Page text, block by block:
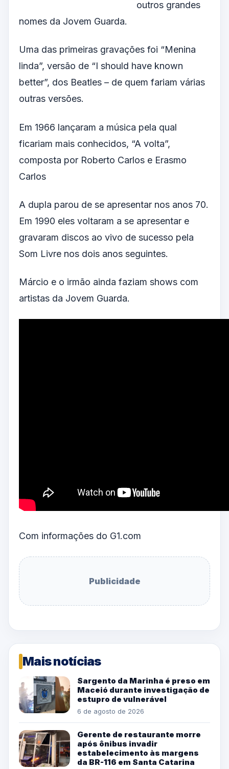
outros grandes
nomes da Jovem Guarda.
Uma das primeiras gravações foi “Menina
linda”, versão de “I should have known
better”, dos Beatles – de quem fariam várias
outras versões.
Em 1966 lançaram a música pela qual
ficariam mais conhecidos, “A volta”,
composta por Roberto Carlos e Erasmo
Carlos
A dupla parou de se apresentar nos anos 70.
Em 1990 eles voltaram a se apresentar e
gravaram discos ao vivo de sucesso pela
Som Livre nos dois anos seguintes.
Márcio e o irmão ainda faziam shows com
artistas da Jovem Guarda.
Com informações do G1.com
Publicidade
Mais notícias
Sargento da Marinha é preso em
Maceió durante investigação de
estupro de vulnerável
6 de agosto de 2026
Gerente de restaurante morre
após ônibus invadir
estabelecimento às margens
da BR-116 em Santa Catarina